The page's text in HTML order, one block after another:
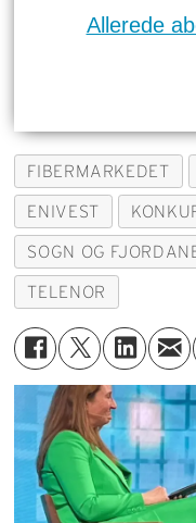
Allerede
FIBERMARKEDET
ENIVEST
SOGN OG
TELENOR